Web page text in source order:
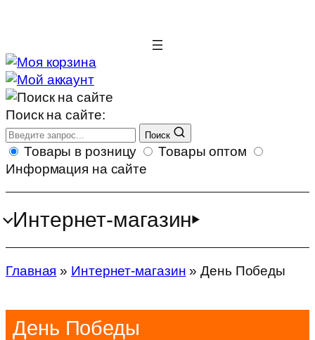
Поиск на сайте:
Поиск
Товары в розницу
Товары оптом
Информация на сайте
Интернет-магазин
Главная » Интернет-магазин »День Победы
День Победы